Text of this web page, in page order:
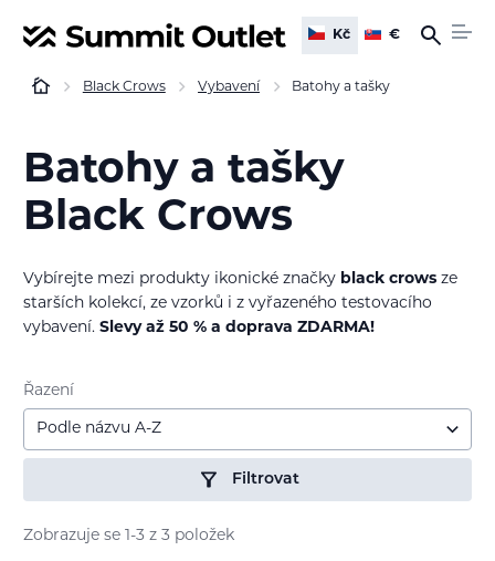
Kč €
Black Crows Vybavení Batohy a tašky
Batohy a tašky
Black Crows
Vybírejte mezi produkty ikonické značky black crows ze
starších kolekcí, ze vzorků i z vyřazeného testovacího
vybavení. Slevy až 50 % a doprava ZDARMA!
Řazení
Podle názvu A-Z
Filtrovat
Zobrazuje se 1-3 z 3 položek